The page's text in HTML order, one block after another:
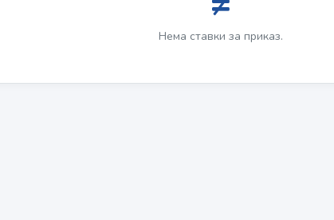
Нема ставки за приказ.